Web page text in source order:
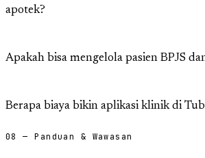
apotek?
Apakah bisa mengelola pasien BPJS
Berapa biaya bikin aplikasi klinik di
08 — Panduan & Wawasan